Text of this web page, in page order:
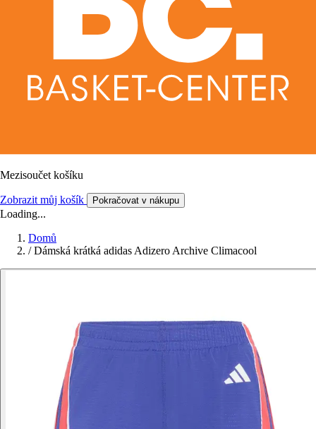
Mezisoučet košíku
Zobrazit můj košík Pokračovat v nákupu
Loading...
Domů
/ Dámská krátká adidas Adizero Archive Climacool